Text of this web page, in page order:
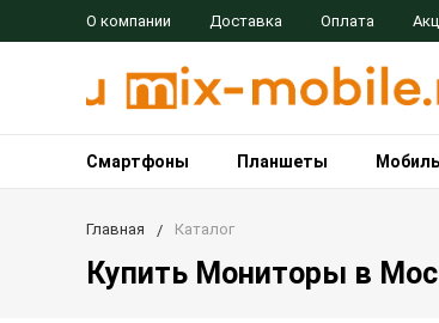
О компании Доставка Оплата
Смартфоны Планшеты
Главная Каталог
Купить Мониторы в